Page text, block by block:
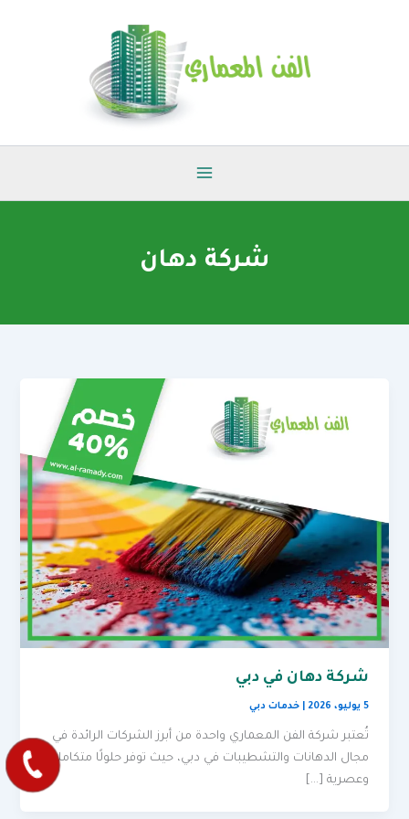
شركة دهان
شركة دهان في دبي
5 يوليو، 2026 |خدمات دبي
تُعتبر شركة الفن المعماري واحدة من أبرز الشركات الرائدة في
مجال الدهانات والتشطيبات في دبي، حيث توفر حلولًا متكاملة
وعصرية […]